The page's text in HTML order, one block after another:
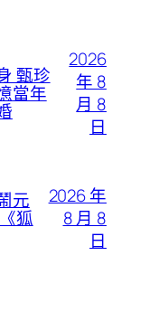
甄珍
當年
2026
年 8
月 8
日
元
狐
2026 年
8 月 8
日